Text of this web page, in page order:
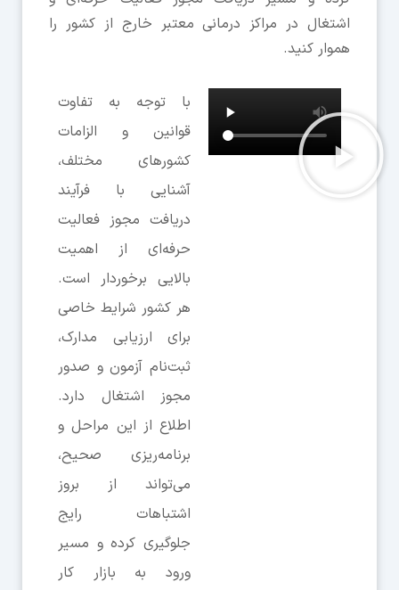
اشتغال در مراکز درمانی معتبر خارج از کشور را
هموار کنید.
با توجه به تفاوت
قوانین و الزامات
کشورهای مختلف،
آشنایی با فرآیند
دریافت مجوز فعالیت
حرفه‌ای از اهمیت
بالایی برخوردار است.
هر کشور شرایط خاصی
برای ارزیابی مدارک،
ثبت‌نام آزمون و صدور
مجوز اشتغال دارد.
اطلاع از این مراحل و
برنامه‌ریزی صحیح،
می‌تواند از بروز
اشتباهات رایج
جلوگیری کرده و مسیر
ورود به بازار کار